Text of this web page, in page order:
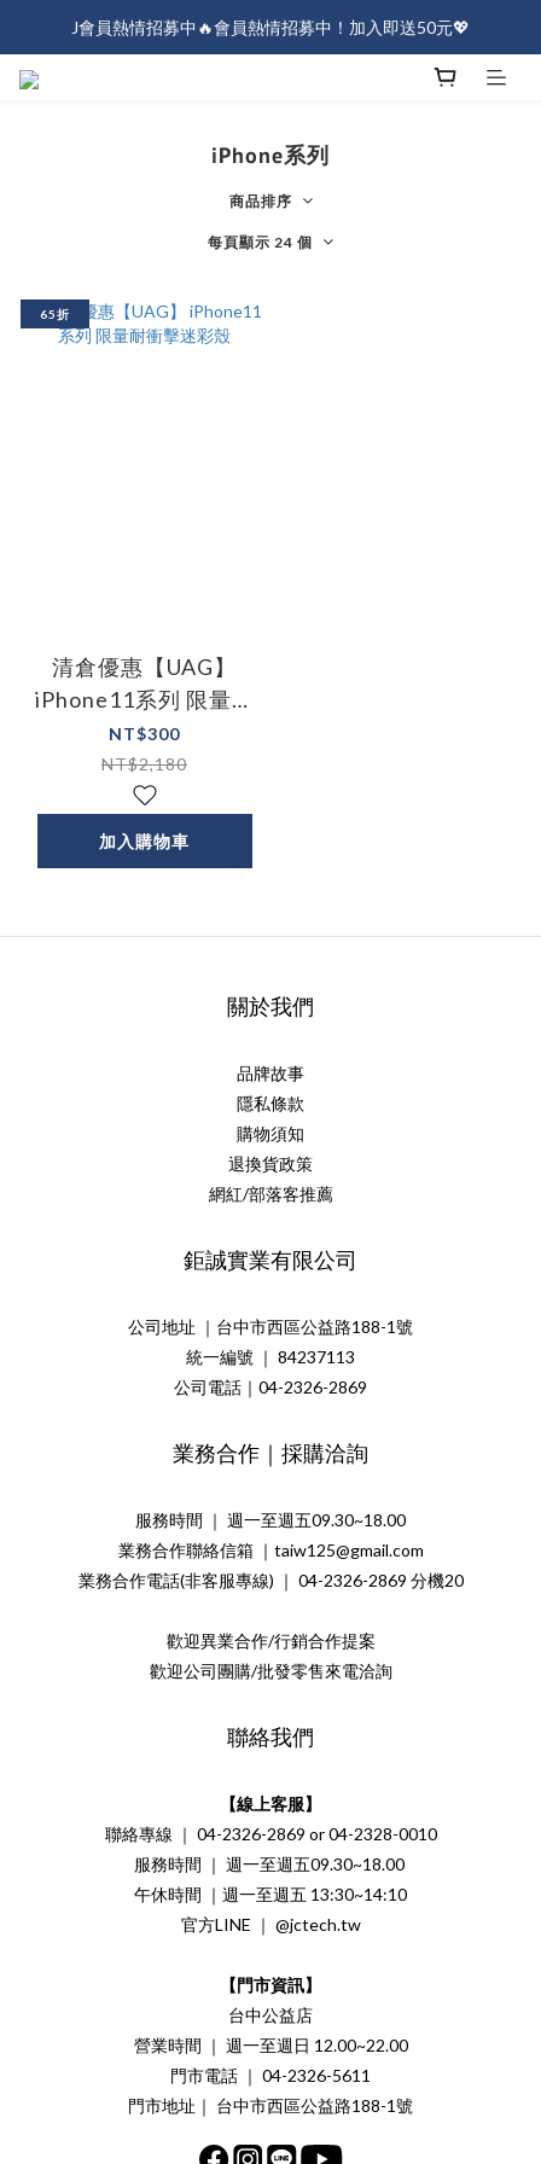
J會員熱情招募中🔥會員熱情招募中！加入即送50元💖
J會員熱情招募中🔥會員熱情招募中！加入即送50元💖
iPhone系列
商品排序
每頁顯示 24 個
65折
清倉優惠【UAG】
iPhone11系列 限量耐
衝擊迷彩殼
NT$300
NT$2,180
加入購物車
關於我們
品牌故事
隱私條款
購物須知
退換貨政策
網紅/部落客推薦
鉅誠實業有限公司
公司地址 ｜台中市西區公益路188-1號
統一編號 ｜ 84237113
公司電話｜04-2326-2869
業務合作｜採購洽詢
服務時間 ｜ 週一至週五09.30~18.00
業務合作聯絡信箱 ｜taiw125@gmail.com
業務合作電話(非客服專線) ｜ 04-2326-2869 分機20
歡迎異業合作/行銷合作提案
歡迎公司團購/批發零售來電洽詢
聯絡我們
【線上客服】
聯絡專線 ｜ 04-2326-2869 or 04-2328-0010
服務時間 ｜ 週一至週五09.30~18.00
午休時間 ｜週一至週五 13:30~14:10
官方LINE ｜ @jctech.tw
【門市資訊】
台中公益店
營業時間 ｜ 週一至週日 12.00~22.00
門市電話 ｜ 04-2326-5611
門市地址｜ 台中市西區公益路188-1號